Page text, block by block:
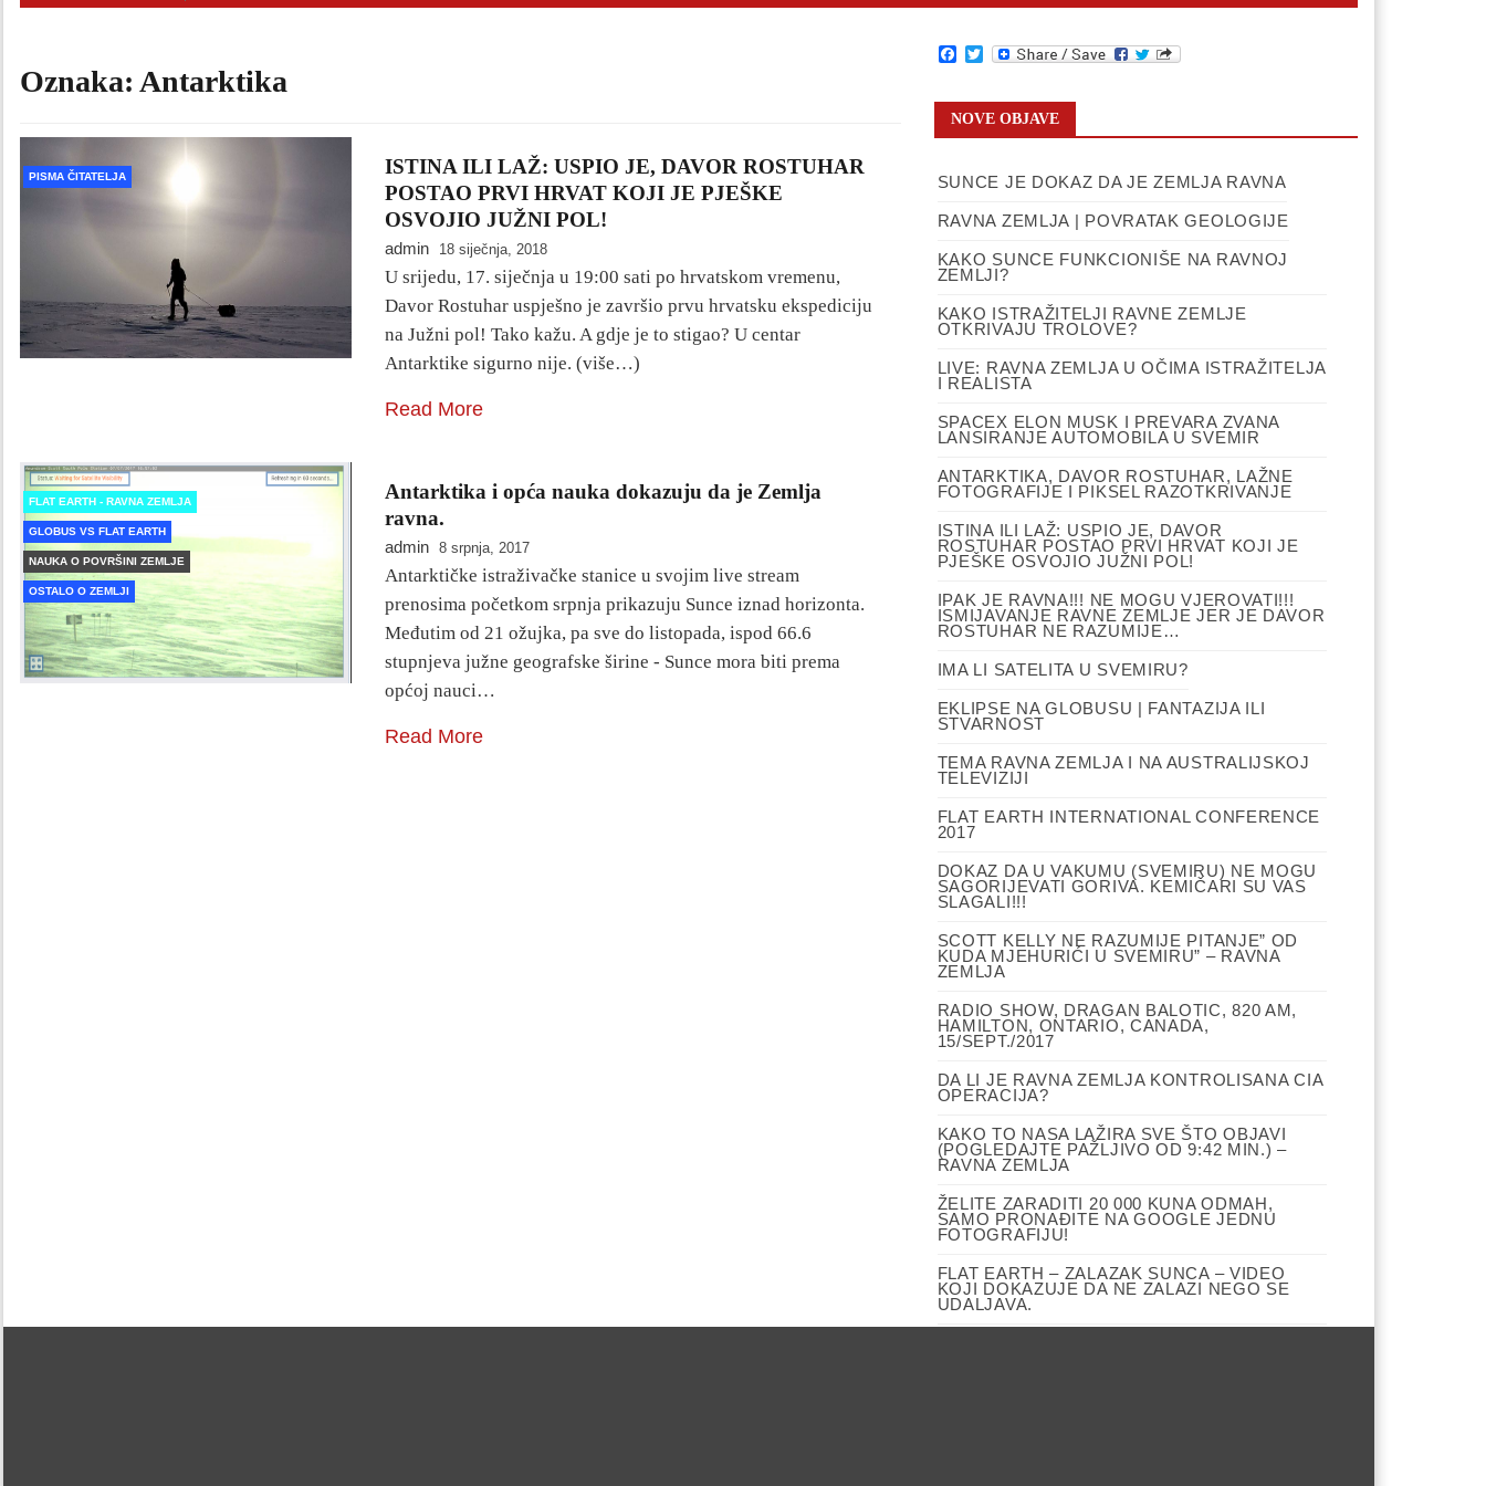
Oznaka: Antarktika
PISMA ČITATELJA
ISTINA ILI LAŽ: USPIO JE, DAVOR ROSTUHAR
POSTAO PRVI HRVAT KOJI JE PJEŠKE
OSVOJIO JUŽNI POL!
admin 18 siječnja, 2018
U srijedu, 17. siječnja u 19:00 sati po hrvatskom vremenu,
Davor Rostuhar uspješno je završio prvu hrvatsku ekspediciju
na Južni pol! Tako kažu. A gdje je to stigao? U centar
Antarktike sigurno nije. (više…)
Read More
FLAT EARTH - RAVNA ZEMLJA
GLOBUS VS FLAT EARTH
NAUKA O POVRŠINI ZEMLJE
OSTALO O ZEMLJI
Antarktika i opća nauka dokazuju da je Zemlja
ravna.
admin 8 srpnja, 2017
Antarktičke istraživačke stanice u svojim live stream
prenosima početkom srpnja prikazuju Sunce iznad horizonta.
Međutim od 21 ožujka, pa sve do listopada, ispod 66.6
stupnjeva južne geografske širine - Sunce mora biti prema
općoj nauci…
Read More
Facebook
Twitter
NOVE OBJAVE
SUNCE JE DOKAZ DA JE ZEMLJA RAVNA
RAVNA ZEMLJA | POVRATAK GEOLOGIJE
KAKO SUNCE FUNKCIONIŠE NA RAVNOJ
ZEMLJI?
KAKO ISTRAŽITELJI RAVNE ZEMLJE
OTKRIVAJU TROLOVE?
LIVE: RAVNA ZEMLJA U OČIMA ISTRAŽITELJA
I REALISTA
SPACEX ELON MUSK I PREVARA ZVANA
LANSIRANJE AUTOMOBILA U SVEMIR
ANTARKTIKA, DAVOR ROSTUHAR, LAŽNE
FOTOGRAFIJE I PIKSEL RAZOTKRIVANJE
ISTINA ILI LAŽ: USPIO JE, DAVOR
ROSTUHAR POSTAO PRVI HRVAT KOJI JE
PJEŠKE OSVOJIO JUŽNI POL!
IPAK JE RAVNA!!! NE MOGU VJEROVATI!!!
ISMIJAVANJE RAVNE ZEMLJE JER JE DAVOR
ROSTUHAR NE RAZUMIJE…
IMA LI SATELITA U SVEMIRU?
EKLIPSE NA GLOBUSU | FANTAZIJA ILI
STVARNOST
TEMA RAVNA ZEMLJA I NA AUSTRALIJSKOJ
TELEVIZIJI
FLAT EARTH INTERNATIONAL CONFERENCE
2017
DOKAZ DA U VAKUMU (SVEMIRU) NE MOGU
SAGORIJEVATI GORIVA. KEMIČARI SU VAS
SLAGALI!!!
SCOTT KELLY NE RAZUMIJE PITANJE” OD
KUDA MJEHURIĆI U SVEMIRU” – RAVNA
ZEMLJA
RADIO SHOW, DRAGAN BALOTIC, 820 AM,
HAMILTON, ONTARIO, CANADA,
15/SEPT./2017
DA LI JE RAVNA ZEMLJA KONTROLISANA CIA
OPERACIJA?
KAKO TO NASA LAŽIRA SVE ŠTO OBJAVI
(POGLEDAJTE PAŽLJIVO OD 9:42 MIN.) –
RAVNA ZEMLJA
ŽELITE ZARADITI 20 000 KUNA ODMAH,
SAMO PRONAĐITE NA GOOGLE JEDNU
FOTOGRAFIJU!
FLAT EARTH – ZALAZAK SUNCA – VIDEO
KOJI DOKAZUJE DA NE ZALAZI NEGO SE
UDALJAVA.